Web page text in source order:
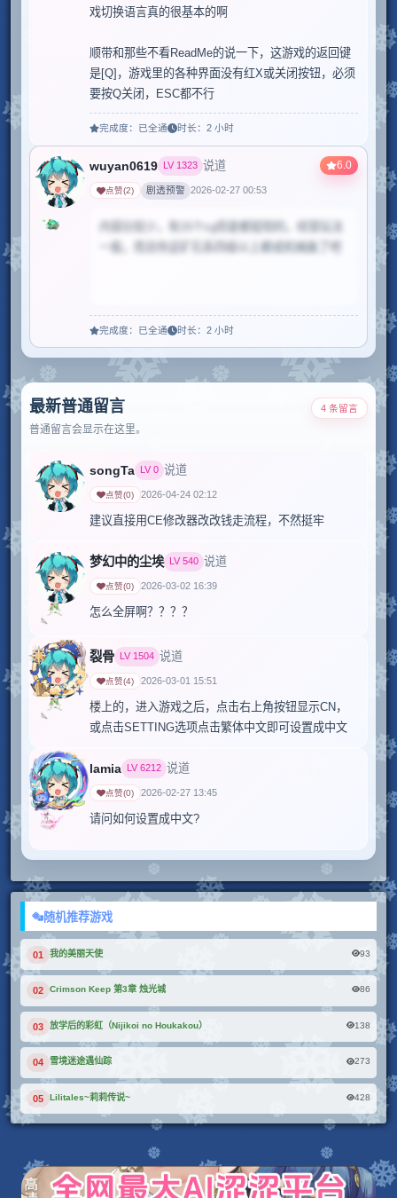
戏切换语言真的很基本的啊
顺带和那些不看ReadMe的说一下，这游戏的返回键
是[Q]，游戏里的各种界面没有红X或关闭按钮，必须
要按Q关闭，ESC都不行
完成度： 已全通 时长： 2 小时
6.0
wuyan0619 LV 1323 说道
点赞(2) 剧透预警 2026-02-27 00:53
内容比较少，有15个cg但是都挺短的，经营玩法
一般，而且你这矿石系四级以上都成机械姦了吧
当前评论包含部分剧透
点击查看完整内容。
完成度： 已全通 时长： 2 小时
最新普通留言
普通留言会显示在这里。
4 条留言
songTa LV0 说道
点赞(0) 2026-04-24 02:12
建议直接用CE修改器改改钱走流程，不然挺牢
梦幻中的尘埃 LV540 说道
点赞(0) 2026-03-02 16:39
怎么全屏啊？？？？
裂骨 LV 1504 说道
点赞(4) 2026-03-01 15:51
楼上的，进入游戏之后，点击右上角按钮显示CN，
或点击SETTING选项点击繁体中文即可设置成中文
lamia LV6212 说道
点赞(0) 2026-02-27 13:45
请问如何设置成中文?
随机推荐游戏
01 我的美丽天使 93
02 Crimson Keep 第3章 烛光城 86
03 放学后的彩虹（Nijikoi no Houkakou） 138
04 雪境迷途遇仙踪 273
05 Lilitales~莉莉传说~ 428